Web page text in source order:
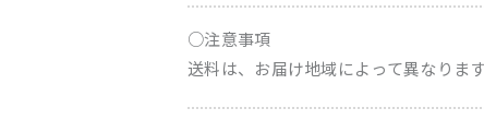
○注意事項
送料は、お届け地域によって異なりま